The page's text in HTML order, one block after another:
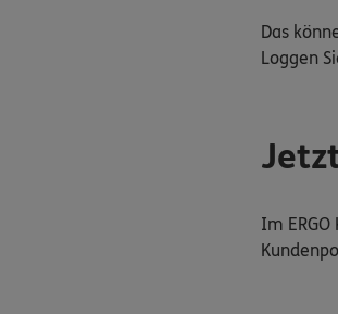
Das
Loggen
Im